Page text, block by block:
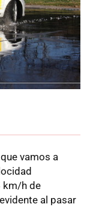
vamos a
km/h de
al pasar